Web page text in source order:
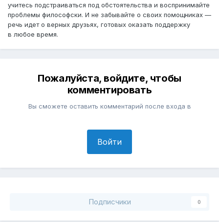
учитесь подстраиваться под обстоятельства и воспринимайте
проблемы философски. И не забывайте о своих помощниках —
речь идет о верных друзьях, готовых оказать поддержку
в любое время.
Пожалуйста, войдите, чтобы
комментировать
Вы сможете оставить комментарий после входа в
Войти
Подписчики 0